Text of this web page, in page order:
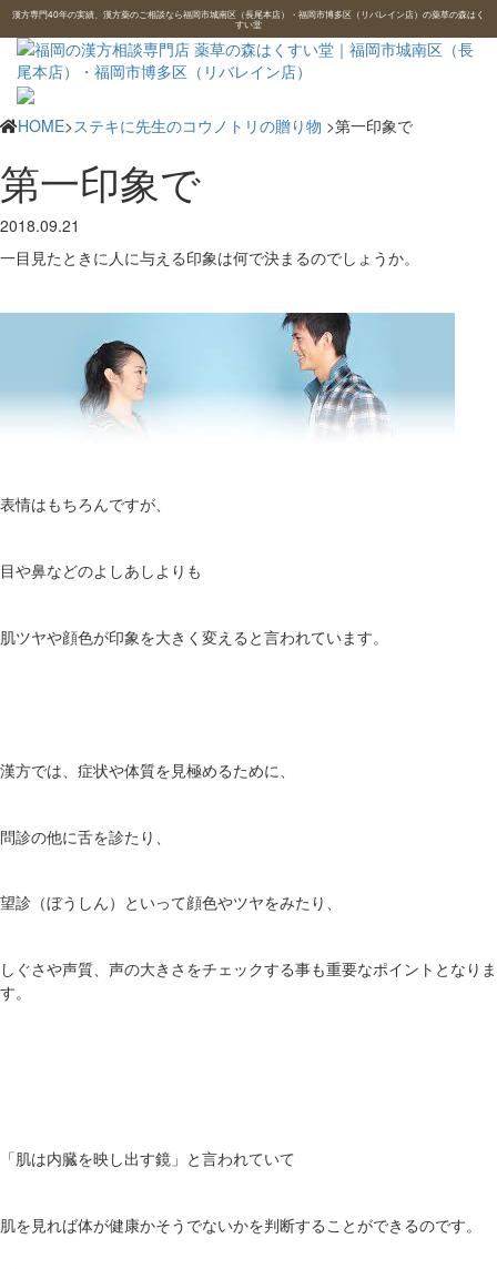
漢方専門40年の実績、漢方薬のご相談なら福岡市城南区（長尾本店）・福岡市博多区（リバレイン店）の薬草の森はく
すい堂
HOME>ステキに先生のコウノトリの贈り物 >第一印象で
第一印象で
2018.09.21
一目見たときに人に与える印象は何で決まるのでしょうか。
表情はもちろんですが、
目や鼻などのよしあしよりも
肌ツヤや顔色が印象を大きく変えると言われています。
漢方では、症状や体質を見極めるために、
問診の他に舌を診たり、
望診（ぼうしん）といって顔色やツヤをみたり、
しぐさや声質、声の大きさをチェックする事も重要なポイントとなりま
す。
「肌は内臓を映し出す鏡」と言われていて
肌を見れば体が健康かそうでないかを判断することができるのです。